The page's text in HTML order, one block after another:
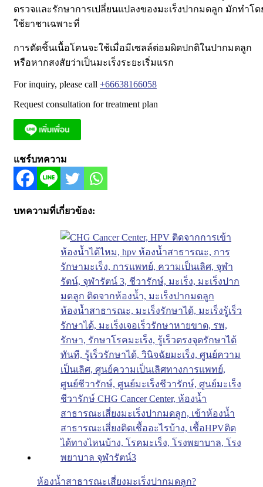
ตรวจและรักษาการเปลี่ยนแปลงของมะเร็งปากมดลูก มักทำโด
ใช้ยาชาเฉพาะที่
การตัดชิ้นเนื้อโคนจะใช้เมื่อมีเซลล์ต่อมผิดปกติในปากมดลูก
หรือหากสงสัยว่าเป็นมะเร็งระยะเริ่มแรก
For inquiry, please call +66638166058
Request consultation for treatment plan
แชร์บทความ
บทความที่เกี่ยวข้อง:
ห้องน้ำสาธารณะเสี่ยงมะเร็งปากมดลูก?